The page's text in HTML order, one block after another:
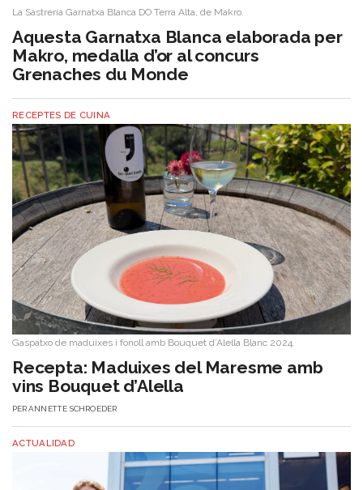
La Sastrería Garnatxa Blanca DO Terra Alta, de Makro.
Aquesta Garnatxa Blanca elaborada per
Makro, medalla d’or al concurs
Grenaches du Monde
RECEPTES DE CUINA
Gaspatxo de maduixes i fonoll amb Bouquet d’Alella Blanc 2024.
​Recepta: Maduixes del Maresme amb
vins Bouquet d’Alella
PERANNETTE SCHROEDER
ACTUALIDAD